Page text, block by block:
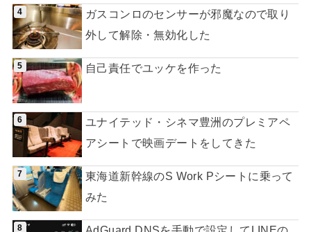
ガスコンロのセンサーが邪魔なので取り
外して解除・無効化した
自己責任でユッケを作った
ユナイテッド・シネマ豊洲のプレミアペ
アシートで映画デートをしてきた
東海道新幹線のS Work Pシートに乗って
みた